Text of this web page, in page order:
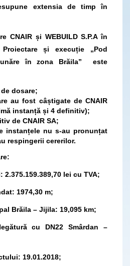
extensia de timp în
CNAIR și WEBUILD S.P.A în
și execuție „Pod
în zona Brăila”
este
dosare;
au fost câștigate de CNAIR
instanță și 4 definitiv);
de CNAIR SA;
instanțele nu s-au pronunțat
respingerii cererilor.
:
lei cu TVA;
1974,30 m;
Brăila – Jijila: 19,095 km;
cu DN22 Smârdan –
19.01.2018;